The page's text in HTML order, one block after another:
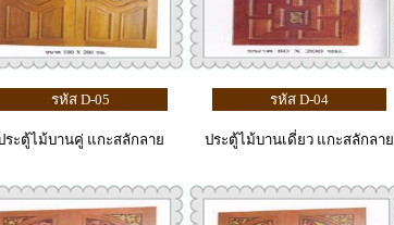
รหัส D-05
ระตู้ไม้บานคู่ แกะสลักลาย
รหัส D-04
ประตู้ไม้บานเดี่ยว แกะสลักลาย